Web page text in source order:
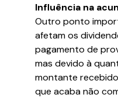
Influência na
Outro ponto
afetam os
pagamento de
mas devido à
montante
que acaba não